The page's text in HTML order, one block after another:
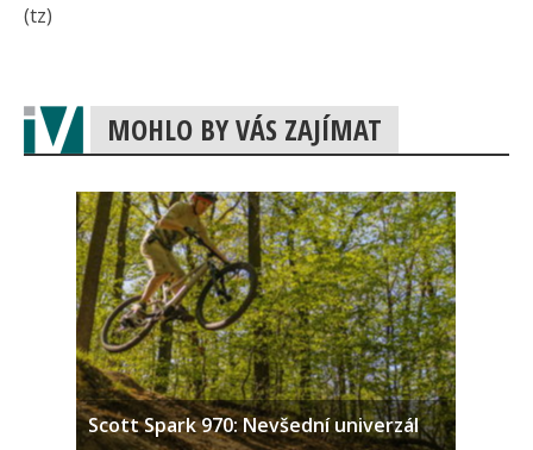
(tz)
MOHLO BY VÁS ZAJÍMAT
Scott Spark 970: Nevšední univerzál